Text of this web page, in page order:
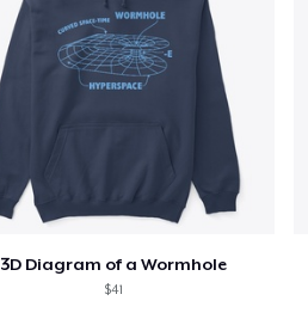
3D Diagram of a Wormhole
$41